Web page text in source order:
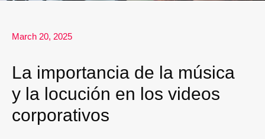
March 20, 2025
La importancia de la música
y la locución en los videos
corporativos